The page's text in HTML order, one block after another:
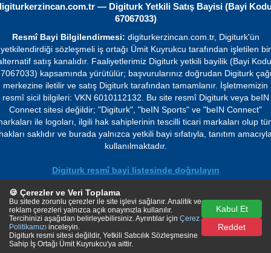
— Digiturk Yetkili Satış Bayisi (Bayi
67067033)
Resmî Bayi Bilgilendirmesi: digiturkerzincan.com.tr, Digiturk'ün
yetkilendirdiği sözleşmeli iş ortağı Ümit Kuyrukcu tarafından işletilen bir
satış kanalıdır. Faaliyetlerimiz Digiturk yetkili bayilik (Bayi
kapsamında yürütülür; başvurularınız doğrudan Digiturk
merkezine iletilir ve satış Digiturk tarafından tamamlanır. İşletmemizin
resmî sicil bilgileri: VKN 6010112132. Bu site resmî Digiturk veya beIN
Connect sitesi değildir; "Digiturk", "beIN Sports" ve "beIN Connect"
ile logoları, ilgili hak sahiplerinin tescilli ticari markaları olup
saklıdır ve burada yalnızca yetkili bayi sıfatıyla, tanıtım
kullanılmaktadır.
Digiturk resmî bayi listesinde doğrulayın
© 2026 Ümit Kuyrukcu. Tüm hakları saklıdır.
🍪 Çerezler ve Veri Toplama
Bu sitede zorunlu çerezler ile site işlevi sağlanır. Analitik ve
reklam çerezleri yalnızca açık onayınızla kullanılır.
Tercihinizi aşağıdan belirleyebilirsiniz. Ayrıntılar için Çerez
Politikamızı inceleyin.
Digiturk resmi sitesi değildir, Yetkili Satıcılık Sözleşmesine
Sahip İş Ortağı Ümit Kuyrukcu'ya aittir.
Kabul Et
Reddet